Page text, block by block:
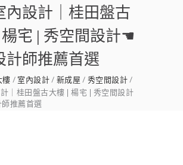
內設計｜桂田盤古
宅 | 秀空間設計☚
計師推薦首選
室內設計 新成屋
秀空間設計
｜桂田盤古大樓 | 楊宅 | 秀空間設計
推薦首選